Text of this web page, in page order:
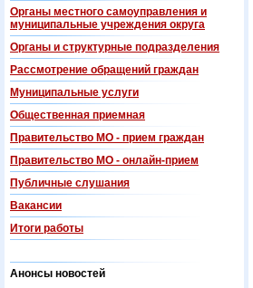
Органы местного самоуправления и
муниципальные учреждения округа
Органы и структурные подразделения
Рассмотрение обращений граждан
Муниципальные услуги
Общественная приемная
Правительство МО - прием граждан
Правительство МО - онлайн-прием
Публичные слушания
Вакансии
Итоги работы
Анонсы новостей